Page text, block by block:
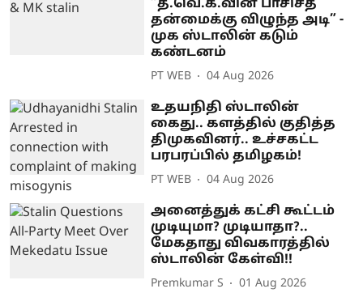
”த.வெ.க.வின் பாசிசத்
தன்மைக்கு விழுந்த அடி” -
முக ஸ்டாலின் கடும்
கண்டனம்
PT WEB 04 Aug 2026
உதயநிதி ஸ்டாலின்
கைது.. களத்தில் குதித்த
திமுகவினர்.. உச்சகட்ட
பரபரப்பில் தமிழகம்!
PT WEB 04 Aug 2026
அனைத்துக் கட்சி கூட்டம்
முடியுமா? முடியாதா?..
மேகதாது விவகாரத்தில்
ஸ்டாலின் கேள்வி!!
Premkumar S 01 Aug 2026